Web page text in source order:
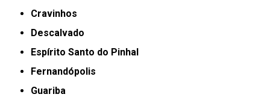
Cravinhos
Descalvado
Espírito Santo do Pinhal
Fernandópolis
Guariba